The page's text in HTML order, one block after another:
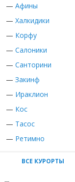
— Афины
— Халкидики
— Корфу
— Салоники
— Санторини
— Закинф
— Ираклион
— Кос
— Тасос
— Ретимно
ВСЕ КУРОРТЫ